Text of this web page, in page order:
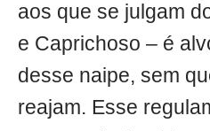
aos que se julgam
e Caprichoso – é
desse naipe, sem
reajam. Esse